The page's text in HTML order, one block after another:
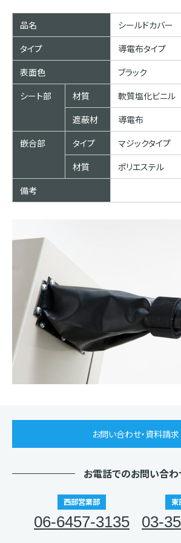
品名
シールドカバー
タイプ
導電布タイプ
表面色
ブラック
シート部
材質 軟質塩化ビニル
遮蔽材
導電布
嵌合部
タイプ マジックタイプ
材質
ポリエステル
備考
お問い合わせ・資料請求
お電話でのお問い合わ
西部営業部
06-6457-3135
東
03-